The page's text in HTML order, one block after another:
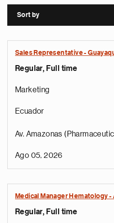
Sort by
Sales Representative -
Regular, Full time
Marketing
Ecuador
Av. Amazonas
Ago 05, 2026
Medical Manager Hematology -
Regular, Full time